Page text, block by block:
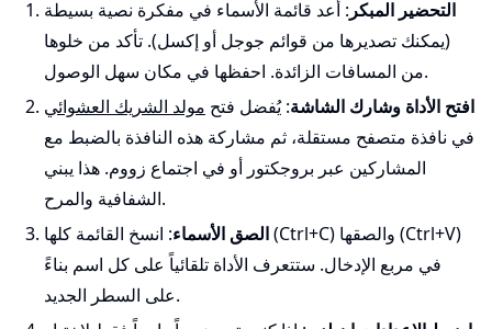
التحضير المبكر : أعد قائمة الأسماء في مفكرة نصية بسيطة
(يمكنك تصديرها من قوائم جوجل أو إكسل). تأكد من خلوها
من المسافات الزائدة. احفظها في مكان سهل الوصول.
افتح الأداة وشارك الشاشة: يُفضل فتح مولد الشريك العشوائي
في نافذة متصفح مستقلة، ثم مشاركة هذه النافذة بالضبط مع
المشاركين عبر بروجكتور أو في اجتماع زووم. هذا يبني
الشفافية والمرح.
الصق الأسماء: انسخ القائمة كلها (Ctrl+C) والصقها (Ctrl+V)
في مربع الإدخال. ستتعرف الأداة تلقائياً على كل اسم بناءً
على السطر الجديد.